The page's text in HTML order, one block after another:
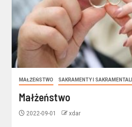
MAŁŻEŃSTWO SAKRAMENTY I
Małżeństwo
2022-09-01 xdar